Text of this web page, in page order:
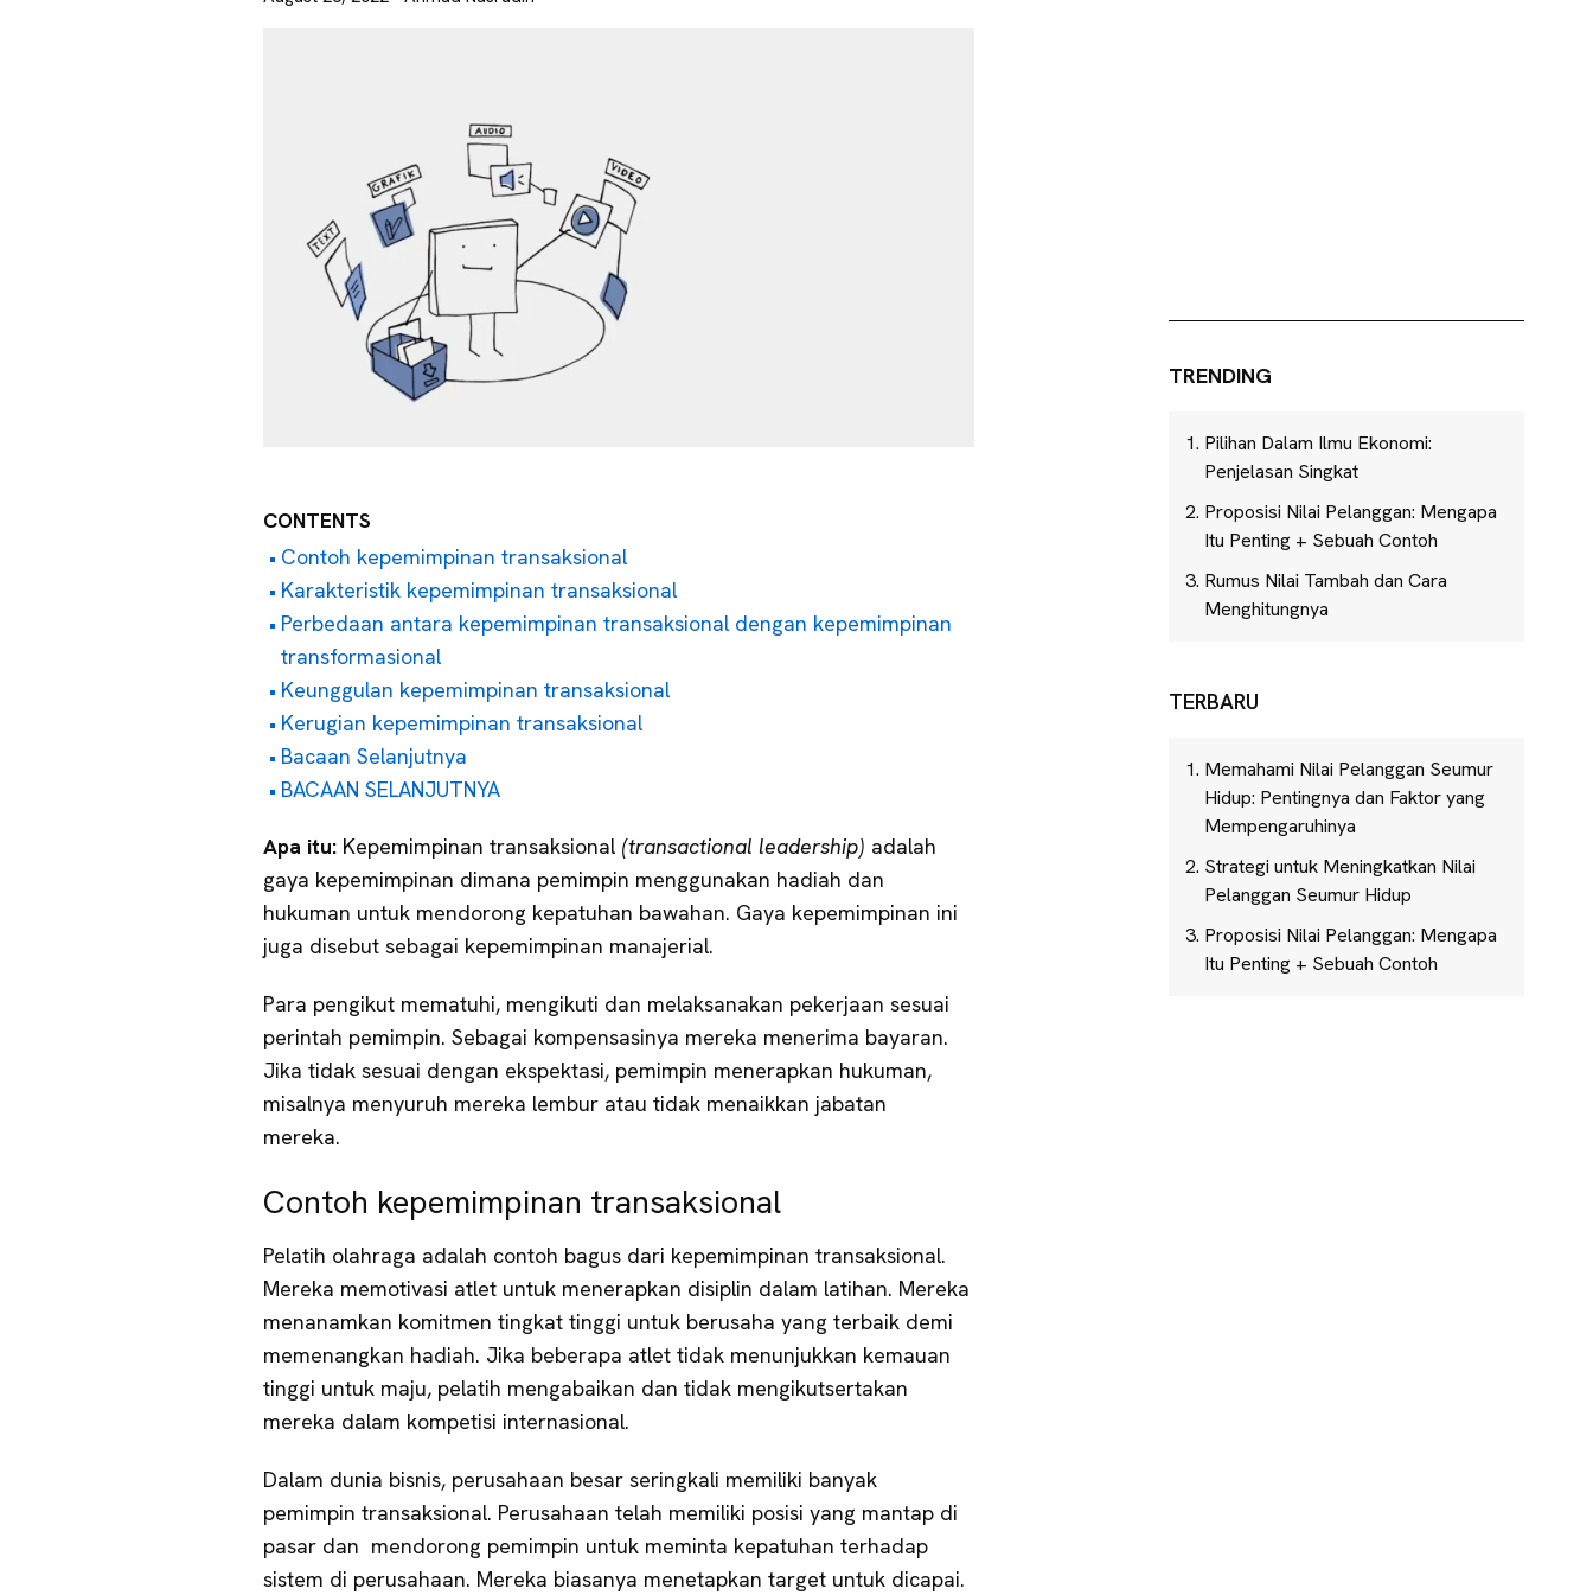
CONTENTS
Contoh kepemimpinan transaksional
Karakteristik kepemimpinan transaksional
Perbedaan antara kepemimpinan transaksional dengan kepemimpinan
transformasional
Keunggulan kepemimpinan transaksional
Kerugian kepemimpinan transaksional
Bacaan Selanjutnya
BACAAN SELANJUTNYA
Apa itu: Kepemimpinan transaksional (transactional leadership) adalah
gaya kepemimpinan dimana pemimpin menggunakan hadiah dan
hukuman untuk mendorong kepatuhan bawahan. Gaya kepemimpinan ini
juga disebut sebagai kepemimpinan manajerial.
Para pengikut mematuhi, mengikuti dan melaksanakan pekerjaan sesuai
perintah pemimpin. Sebagai kompensasinya mereka menerima bayaran.
Jika tidak sesuai dengan ekspektasi, pemimpin menerapkan hukuman,
misalnya menyuruh mereka lembur atau tidak menaikkan jabatan
mereka.
Contoh kepemimpinan transaksional
Pelatih olahraga adalah contoh bagus dari kepemimpinan transaksional.
Mereka memotivasi atlet untuk menerapkan disiplin dalam latihan. Mereka
menanamkan komitmen tingkat tinggi untuk berusaha yang terbaik demi
memenangkan hadiah. Jika beberapa atlet tidak menunjukkan kemauan
tinggi untuk maju, pelatih mengabaikan dan tidak mengikutsertakan
mereka dalam kompetisi internasional.
Dalam dunia bisnis, perusahaan besar seringkali memiliki banyak
pemimpin transaksional. Perusahaan telah memiliki posisi yang mantap di
pasar dan mendorong pemimpin untuk meminta kepatuhan terhadap
sistem di perusahaan. Mereka biasanya menetapkan target untuk dicapai.
TRENDING
Pilihan Dalam Ilmu Ekonomi:
Penjelasan Singkat
Proposisi Nilai Pelanggan: Mengapa
Itu Penting + Sebuah Contoh
Rumus Nilai Tambah dan Cara
Menghitungnya
TERBARU
Memahami Nilai Pelanggan Seumur
Hidup: Pentingnya dan Faktor yang
Mempengaruhinya
Strategi untuk Meningkatkan Nilai
Pelanggan Seumur Hidup
Proposisi Nilai Pelanggan: Mengapa
Itu Penting + Sebuah Contoh